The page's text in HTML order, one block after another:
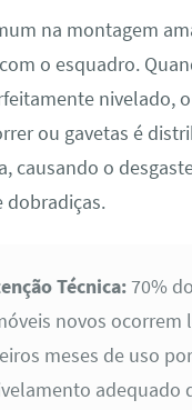
na montagem
o esquadro.
nivelado,
ou gavetas é
causando o
dobradiças.
Técnica:70%
novos ocorrem
meses de uso
adequado